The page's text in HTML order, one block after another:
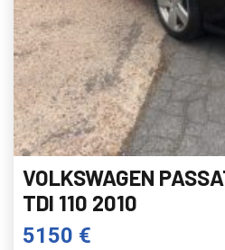
VOLKSWAGEN
TDI 110 2010
5150 €